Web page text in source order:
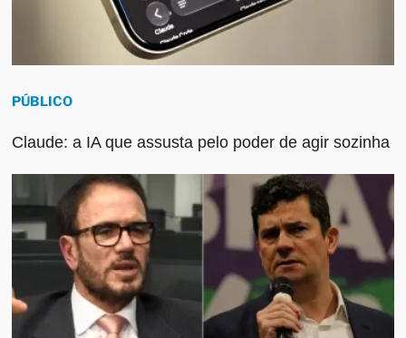
PÚBLICO
Claude: a IA que assusta pelo poder de agir sozinha